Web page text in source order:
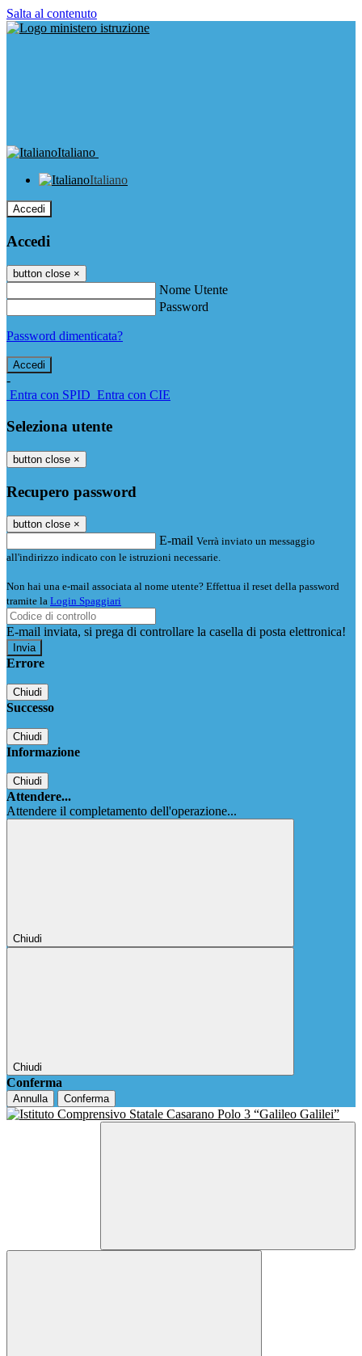
Salta al contenuto
Italiano
Italiano
Accedi
Accedi
button close ×
Nome Utente
Password
Password dimenticata?
-
Entra con SPID Entra con CIE
Seleziona utente
button close ×
Recupero password
button close ×
E-mail Verrà inviato un messaggio
all'indirizzo indicato con le istruzioni necessarie.
Non hai una e-mail associata al nome utente? Effettua il reset della password
tramite la Login Spaggiari
E-mail inviata, si prega di controllare la casella di posta elettronica!
Errore
Chiudi
Successo
Chiudi
Informazione
Chiudi
Attendere...
Attendere il completamento dell'operazione...
Chiudi
Chiudi
Conferma
Annulla Conferma